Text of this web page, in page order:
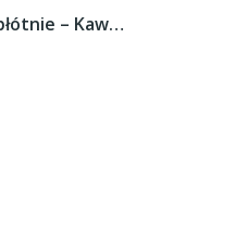
Obraz na płótnie – Kawa w ciemnej...